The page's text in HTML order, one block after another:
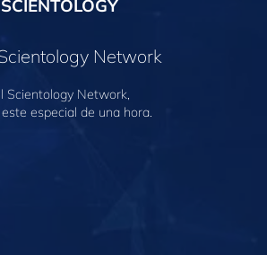
Network
Scientology Network,
especial de una hora.